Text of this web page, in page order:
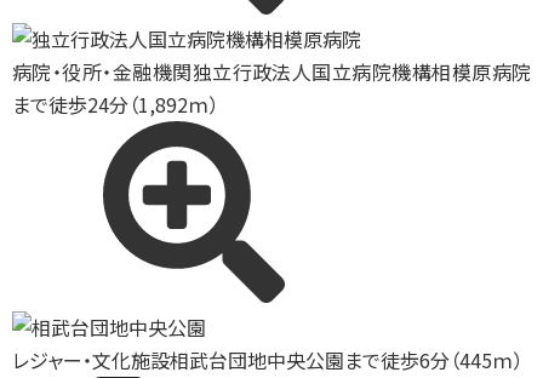
病院・役所・金融機関独立行政法人国立病院機構相模原病院
まで徒歩24分（1,892ｍ）
レジャー・文化施設相武台団地中央公園まで徒歩6分（445ｍ）